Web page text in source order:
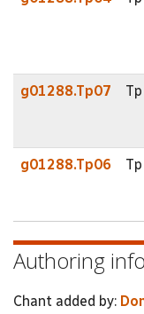
g01288.Tp07 Tp
g01288.Tp06 Tp
Authoring
Chant added by: